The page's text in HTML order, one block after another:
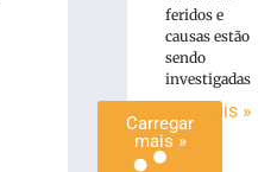
Carregar
mais »
feridos e
causas estão
sendo
investigadas
Ler mais »